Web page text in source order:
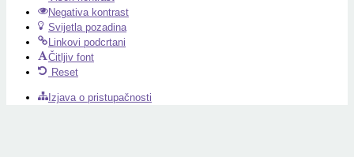
Negativa kontrast
Svijetla pozadina
Linkovi podcrtani
Čitljiv font
Reset
Izjava o pristupačnosti